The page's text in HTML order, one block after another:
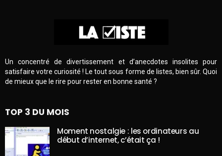
Un concentré de divertissement et d’anecdotes insolites pour
satisfaire votre curiosité ! Le tout sous forme de listes, bien sûr. Quoi
de mieux que le rire pour rester en bonne santé ?
TOP 3 DU MOIS
Moment nostalgie : les ordinateurs au
début d’internet, c’était ça !